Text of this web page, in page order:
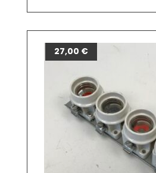
27,00 €